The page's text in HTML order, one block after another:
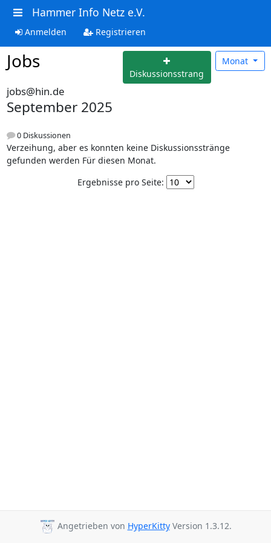
Hammer Info Netz e.V.
Anmelden Registrieren
Jobs
Diskussionsstrang
Monat
jobs@hin.de
September 2025
0 Diskussionen
Verzeihung, aber es konnten keine Diskussionsstränge
gefunden werden Für diesen Monat.
Ergebnisse pro Seite:
Angetrieben von HyperKittyVersion 1.3.12.